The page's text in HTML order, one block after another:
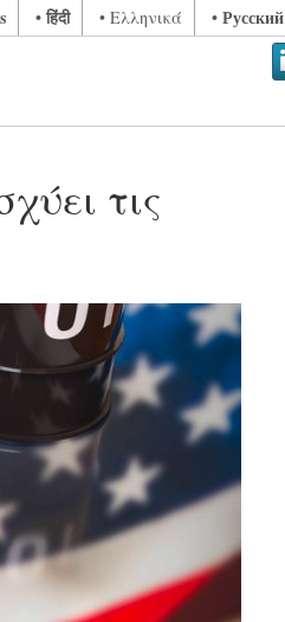
• हिंदी • Ελληνικά • Русский
τις
Next